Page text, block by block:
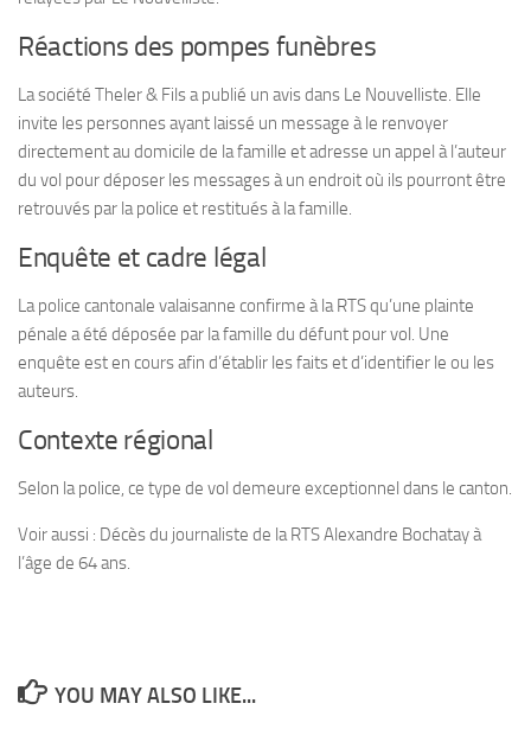
Réactions des pompes funèbres
La société Theler & Fils a publié un avis dans Le Nouvelliste. Elle
invite les personnes ayant laissé un message à le renvoyer
directement au domicile de la famille et adresse un appel à l’auteur
du vol pour déposer les messages à un endroit où ils pourront être
retrouvés par la police et restitués à la famille.
Enquête et cadre légal
La police cantonale valaisanne confirme à la RTS qu’une plainte
pénale a été déposée par la famille du défunt pour vol. Une
enquête est en cours afin d’établir les faits et d’identifier le ou les
auteurs.
Contexte régional
Selon la police, ce type de vol demeure exceptionnel dans le canton.
Voir aussi : Décès du journaliste de la RTS Alexandre Bochatay à
l’âge de 64 ans.
YOU MAY ALSO LIKE...